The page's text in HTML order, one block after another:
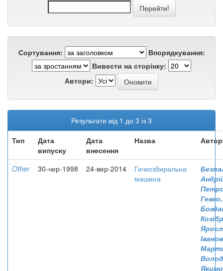
Сортування:
Впорядкування:
Вивести на сторінку:
Автори:
Результати від 1 до 3 із 3
Тип
Дата
випуску
Дата
внесення
Назва
Other 30-чер-1998 24-вер-2014
Гичкозбиральна
машина